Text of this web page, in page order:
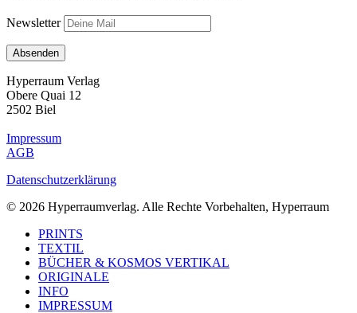
Newsletter
Hyperraum Verlag
Obere Quai 12
2502 Biel
Impressum
AGB
Datenschutzerklärung
© 2026 Hyperraumverlag. Alle Rechte Vorbehalten, Hyperraum
Close
Menu
PRINTS
TEXTIL
BÜCHER & KOSMOS VERTIKAL
ORIGINALE
INFO
IMPRESSUM